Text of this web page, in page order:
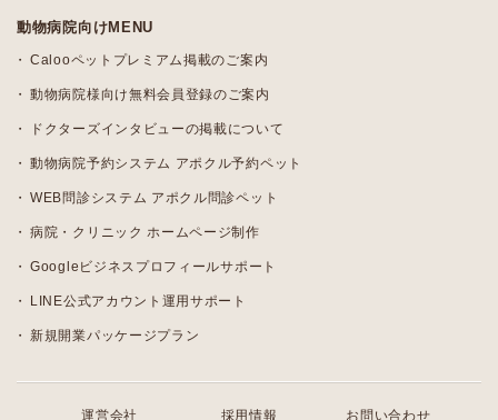
動物病院向けMENU
Calooペットプレミアム掲載のご案内
動物病院様向け無料会員登録のご案内
ドクターズインタビューの掲載について
動物病院予約システム アポクル予約ペット
WEB問診システム アポクル問診ペット
病院・クリニック ホームページ制作
Googleビジネスプロフィールサポート
LINE公式アカウント運用サポート
新規開業パッケージプラン
運営会社 採用情報 お問い合わせ